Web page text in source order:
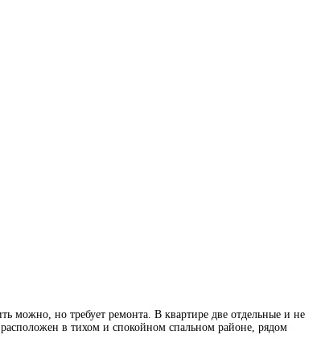
можно, но требует ремонта. В квартире две отдельные и не
в тихом и спокойном спальном районе, рядом